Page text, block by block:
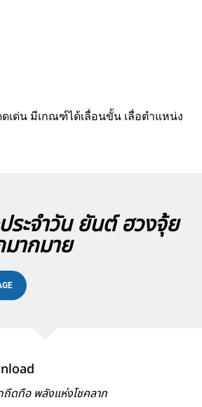
เด่น มีเกณฑ์ได้เลื่อนขั้น เลื่อตำแหน่ง
ระจำวัน ยันต์ ฮวงจุ้ย
ากมาย
ดทือ พลังแห่งโชคลาภ